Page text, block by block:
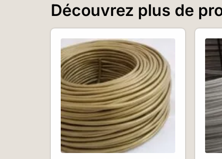
Découvrez plus de